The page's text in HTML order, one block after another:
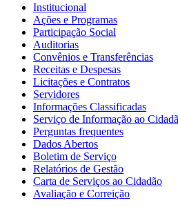
Institucional
Ações e Programas
Participação Social
Auditorias
Convênios e Transferências
Receitas e Despesas
Licitações e Contratos
Servidores
Informações Classificadas
Serviço de Informação ao
Perguntas frequentes
Dados Abertos
Boletim de Serviço
Relatórios de Gestão
Carta de Serviços ao Cidadão
Avaliação e Correição